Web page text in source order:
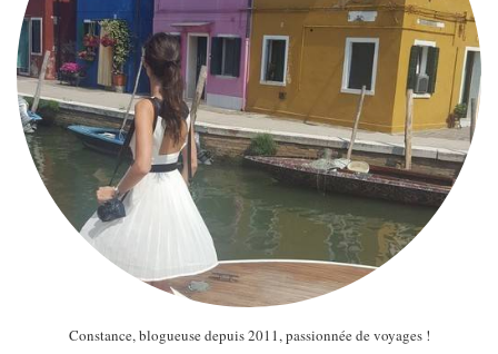
Constance, blogueuse depuis 2011, passionnée de voyages !